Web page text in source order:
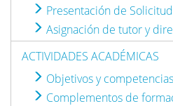
Presentación de
Asignación de tutor y
ACTIVIDADES ACADÉMICAS
Objetivos y competencias
Complementos de